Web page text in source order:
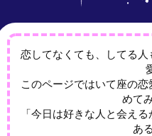
恋してなくても、してる
このページではいて座の
めて
「今日は好きな人と会え
あ